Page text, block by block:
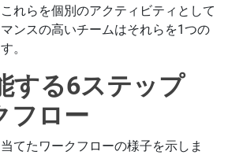
れらを個別のアクティビティとして
ンスの高いチームはそれらを1つの
。
する6ステップ
フロー
てたワークフローの様子を示しま